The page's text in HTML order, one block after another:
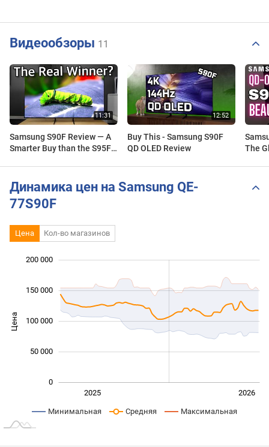
Видеообзоры 11
Samsung S90F Review — A
Smarter Buy than the S95F
Buy This - Samsung S90F
QD OLED Review
The
Динамика цен на Samsung QE-
77S90F
Цена Кол-во магазинов
Цена 100 000
0
50 000
100 000
150 000
200 000
2026
2025
Минимальная Средняя Максимальная